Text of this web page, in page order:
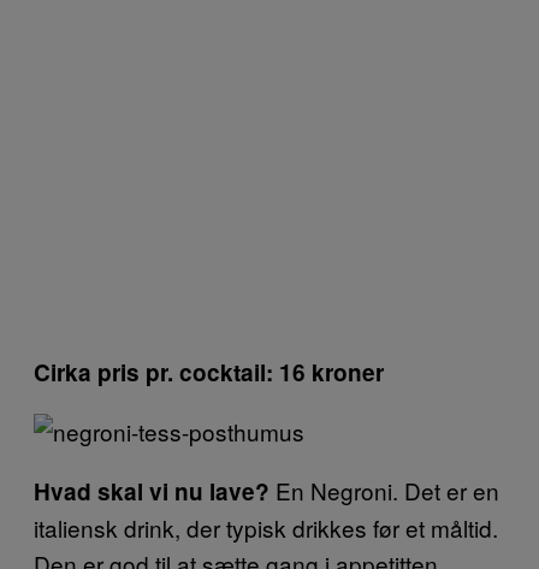
Cirka pris pr. cocktail: 16 kroner
Hvad skal vi nu lave? En Negroni. Det er en
italiensk drink, der typisk drikkes før et måltid.